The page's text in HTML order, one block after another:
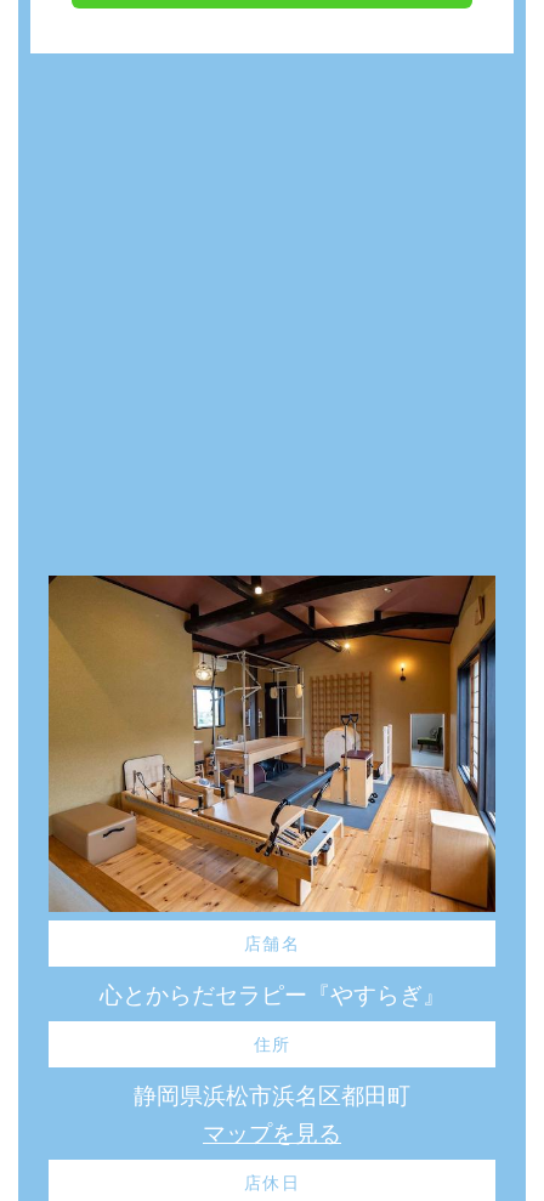
店舗名
心とからだセラピー『やすらぎ』
住所
静岡県浜松市浜名区都田町
マップを見る
店休日